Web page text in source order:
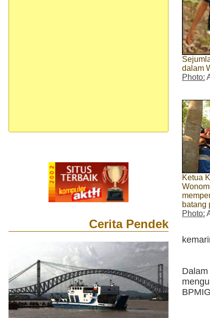
Cerita Pendek
dalam
Photo:
Ketua
batang
Photo: